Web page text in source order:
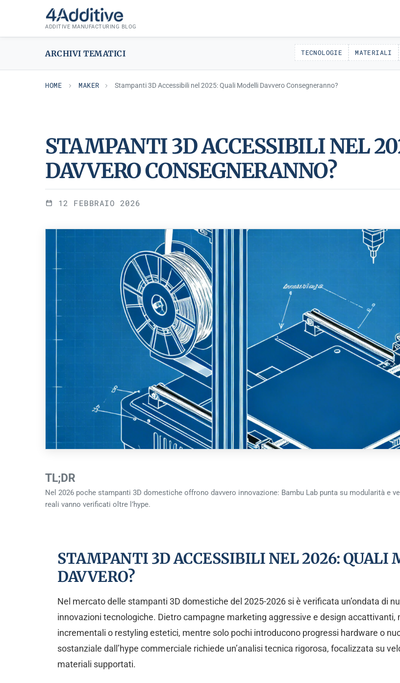
ADDITIVE MANUFACTURING BLOG
ARCHIVI TEMATICI TECNOLOGIE MATERIALI
HOME MAKER Stampanti 3D Accessibili nel 2025: Quali Modelli Davvero Consegneranno?
STAMPANTI 3D ACCESSIBILI NEL
DAVVERO CONSEGNERANNO?
12 FEBBRAIO 2026
TL;DR
Nel 2026 poche stampanti 3D domestiche offrono davvero innovazione: Bambu Lab punta su modularità e
reali vanno verificati oltre l’hype.
STAMPANTI 3D ACCESSIBILI NEL 2026: QUALI
DAVVERO?
Nel mercato delle stampanti 3D domestiche del 2025-2026 si è verificata un’ondata di
innovazioni tecnologiche. Dietro campagne marketing aggressive e design
incrementali o restyling estetici, mentre solo pochi introducono progressi hardware o
sostanziale dall’hype commerciale richiede un’analisi tecnica rigorosa, focalizzata su
materiali supportati.